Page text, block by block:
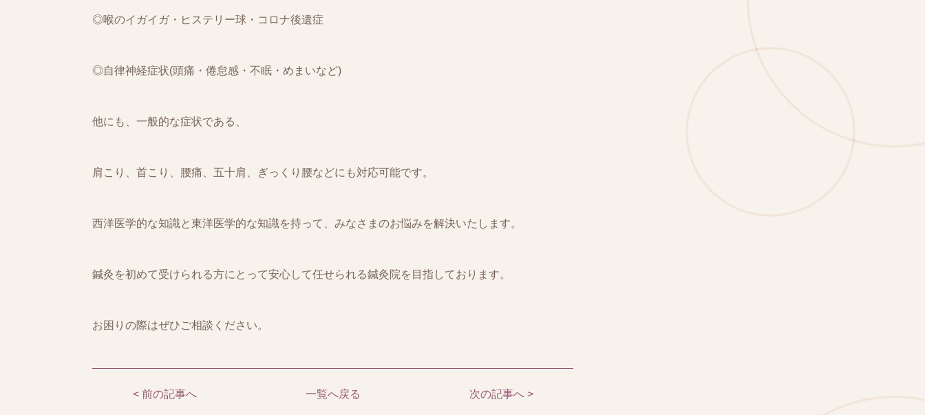
◎喉のイガイガ・ヒステリー球・コロナ後遺症
◎自律神経症状(頭痛・倦怠感・不眠・めまいなど)
他にも、一般的な症状である、
肩こり、首こり、腰痛、五十肩、ぎっくり腰などにも対応可能です。
西洋医学的な知識と東洋医学的な知識を持って、みなさまのお悩みを解決いたします。
鍼灸を初めて受けられる方にとって安心して任せられる鍼灸院を目指しております。
お困りの際はぜひご相談ください。
< 前の記事へ 一覧へ戻る 次の記事へ >